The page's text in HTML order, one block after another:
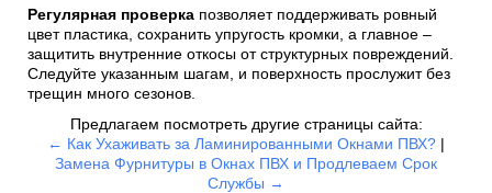
Регулярная проверка позволяет поддерживать ровный
цвет пластика, сохранить упругость кромки, а главное –
защитить внутренние откосы от структурных повреждений.
Следуйте указанным шагам, и поверхность прослужит без
трещин много сезонов.
Предлагаем посмотреть другие страницы сайта:
← Как Ухаживать за Ламинированными Окнами ПВХ? |
Замена Фурнитуры в Окнах ПВХ и Продлеваем Срок
Службы →